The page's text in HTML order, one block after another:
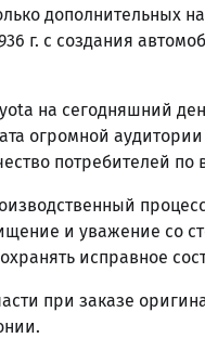
дополнительных
г. с создания
на сегодняшний
огромной
потребителей по
и уважение со
исправное
при заказе